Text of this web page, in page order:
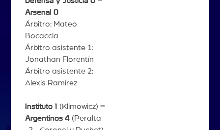
Arsenal 0
Árbitro: Mateo
Bocaccia
Árbitro asistente 1:
Jonathan Florentín
Árbitro asistente 2:
Alexis Ramírez
Instituto 1 (Klimowicz) –
Argentinos 4(Peralta